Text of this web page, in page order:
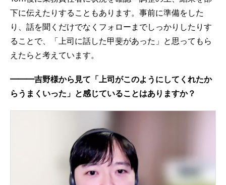
下に伝えたりすることもあります。事前に準備をした
り、話を聞くだけでなくフォローまでしっかりしたりす
ることで、「上司に話した甲斐があった」と思ってもら
えたらと考えています。
━━━吉野様から見て「上司がこのようにしてくれたか
らうまくいった」と感じていることはありますか？